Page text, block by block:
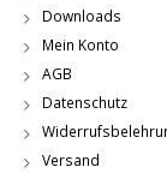
Downloads
Mein Konto
AGB
Datenschutz
Versand